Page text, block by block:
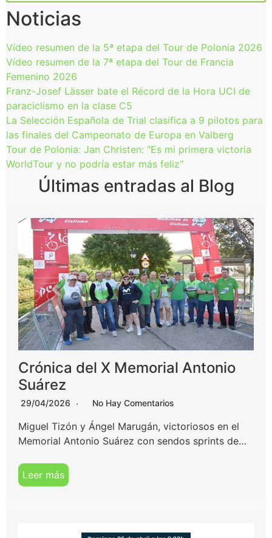
Noticias
Vídeo resumen de la 5ª etapa del Tour de Polonia 2026
Vídeo resumen de la 7ª etapa del Tour de Francia
Femenino 2026
Franz-Josef Lässer bate el Récord de la Hora UCI de
paraciclismo en la clase C5
La Selección Española de Trial clasifica a 9 pilotos para
las finales del Campeonato de Europa en Valberg
Tour de Polonia: Jan Christen: "Es mi primera victoria
WorldTour y no podría estar más feliz"
Últimas entradas al Blog
Crónica del X Memorial Antonio
Suárez
29/04/2026 No Hay Comentarios
Miguel Tizón y Ángel Marugán, victoriosos en el
Memorial Antonio Suárez con sendos sprints de…
Leer más